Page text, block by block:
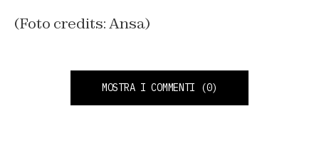
(Foto credits: Ansa)
MOSTRA I COMMENTI (0)